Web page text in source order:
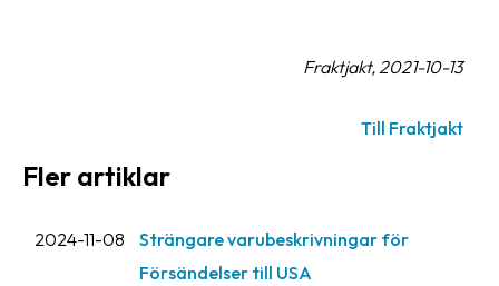
Allmänna
Integritet
Fraktjakt, 2021-10-13
Till Fraktjakt
Fler artiklar
2024-11-08
Strängare varubeskrivningar för
Försändelser till USA